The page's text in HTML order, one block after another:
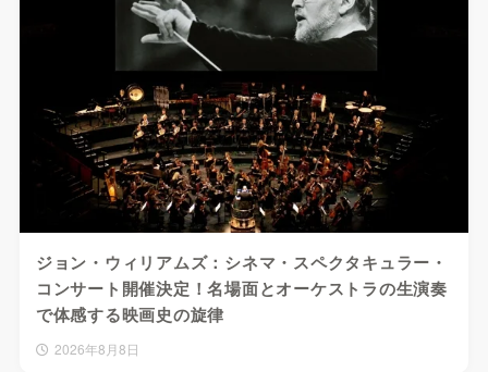
ジョン・ウィリアムズ：シネマ・スペクタキュラー・
コンサート開催決定！名場面とオーケストラの生演奏
で体感する映画史の旋律
2026年8月8日